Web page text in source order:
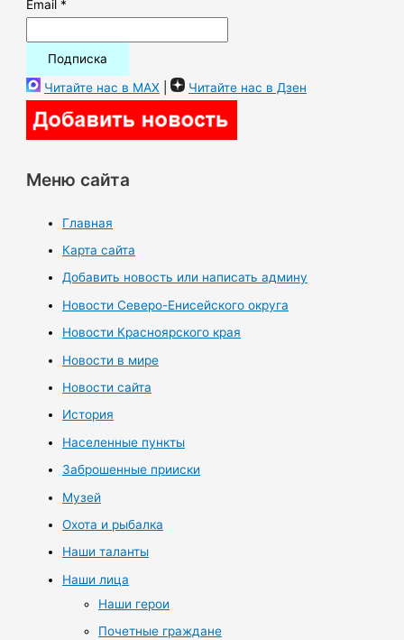
Email *
Читайте нас в MAX | Читайте нас в Дзен
Меню сайта
Главная
Карта сайта
Добавить новость или написать админу
Новости Северо-Енисейского округа
Новости Красноярского края
Новости в мире
Новости сайта
История
Населенные пункты
Заброшенные прииски
Музей
Охота и рыбалка
Наши таланты
Наши лица
Наши герои
Почетные граждане